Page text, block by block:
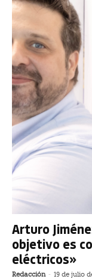
Arturo
objetivo es
eléctricos»
Redacción - 19 de julio